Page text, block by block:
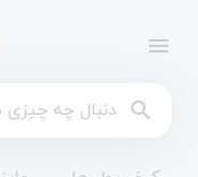
menu
search